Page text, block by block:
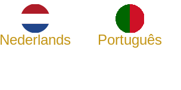
Nederlands Português